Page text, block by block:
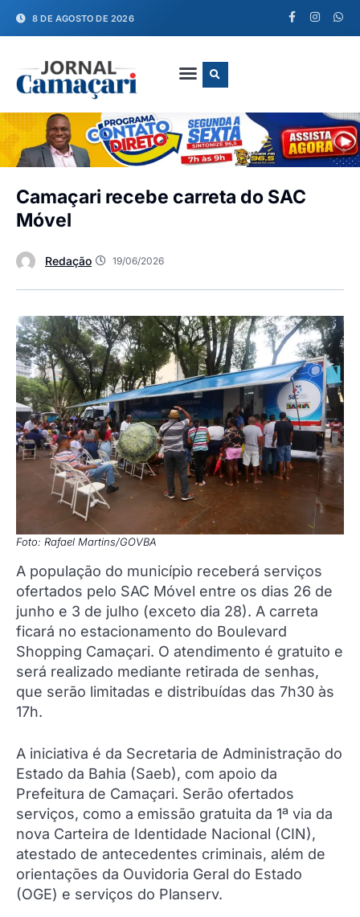
8 DE AGOSTO DE 2026
Camaçari recebe carreta do SAC
Móvel
Redação 19/06/2026
Foto: Rafael Martins/GOVBA
A população do município receberá serviços
ofertados pelo SAC Móvel entre os dias 26 de
junho e 3 de julho (exceto dia 28). A carreta
ficará no estacionamento do Boulevard
Shopping Camaçari. O atendimento é gratuito e
será realizado mediante retirada de senhas,
que serão limitadas e distribuídas das 7h30 às
17h.
A iniciativa é da Secretaria de Administração do
Estado da Bahia (Saeb), com apoio da
Prefeitura de Camaçari. Serão ofertados
serviços, como a emissão gratuita da 1ª via da
nova Carteira de Identidade Nacional (CIN),
atestado de antecedentes criminais, além de
orientações da Ouvidoria Geral do Estado
(OGE) e serviços do Planserv.